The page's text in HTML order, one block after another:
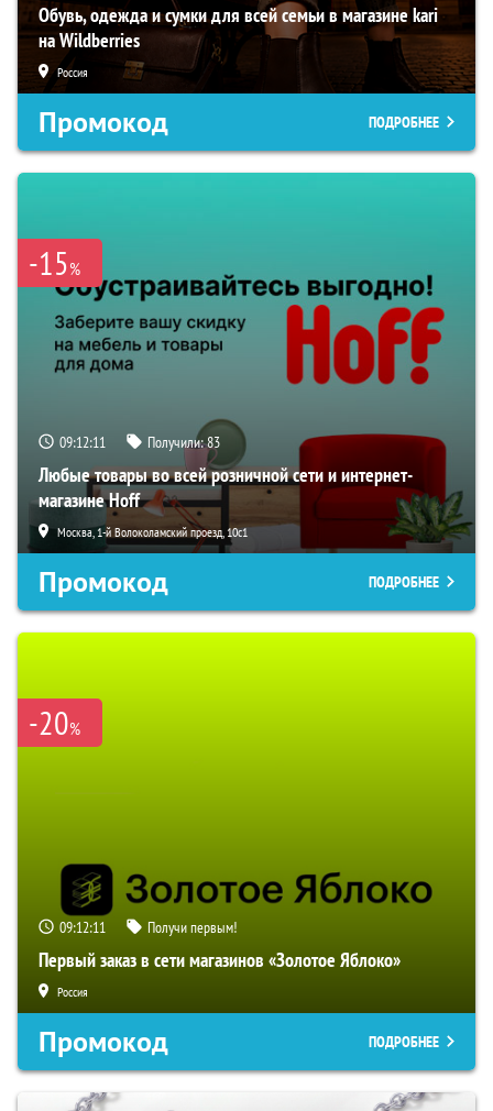
Обувь, одежда и сумки для всей семьи в магазине kari
на Wildberries
Россия
Промокод ПОДРОБНЕЕ
-15%
09:12:10 Получили:83
Любые товары во всей розничной сети и интернет-
магазине Hoff
Москва, 1-й Волоколамский проезд, 10с1
Промокод ПОДРОБНЕЕ
-20%
09:12:10 Получи первым!
Первый заказ в сети магазинов «Золотое Яблоко»
Россия
Промокод ПОДРОБНЕЕ